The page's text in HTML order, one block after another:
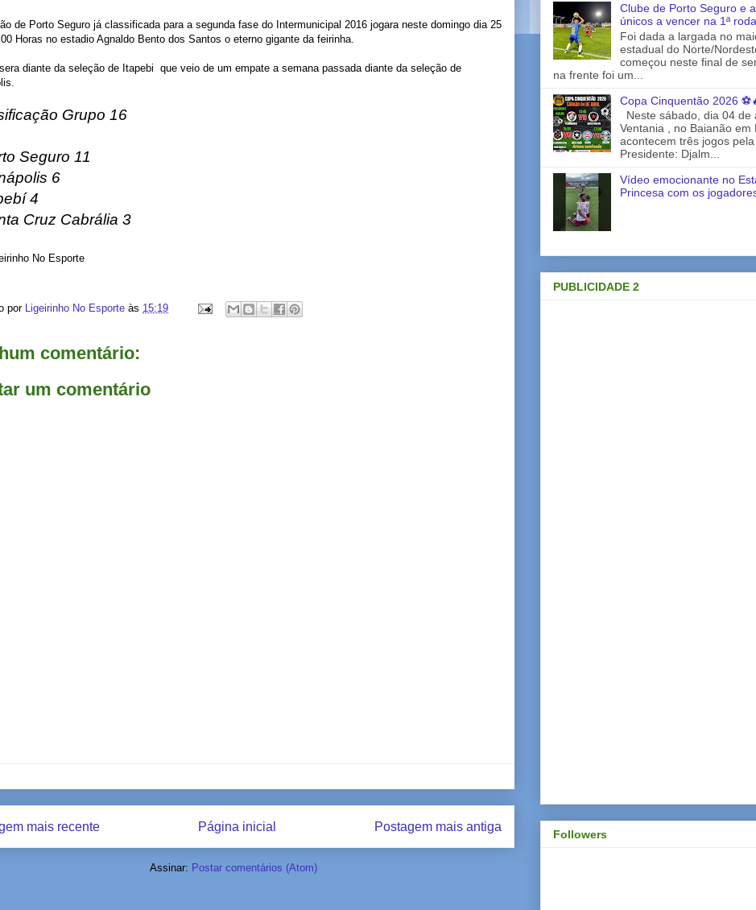
de Porto Seguro já classificada para a segunda fase do Intermunicipal 2016 jogara neste domingo dia 25
Horas no estadio Agnaldo Bento dos Santos o eterno gigante da feirinha.
diante da seleção de Itapebi que veio de um empate a semana passada diante da seleção de
Grupo 16
Seguro 11
6
4
Cruz Cabrália 3
No Esporte
por Ligeirinho No Esporte às 15:19
comentário:
um comentário
mais recente Postagem mais antiga
Página inicial
Assinar: Postar comentários (Atom)
Clube de Porto Seguro e
únicos a vencer na 1ª
Foi dada a largada no
estadual do Norte/
começou neste final de
na frente foi um...
Copa Cinquentão 2026
Neste sábado, dia 04 de
Ventania , no Baianão em
acontecem três jogos
Presidente: Djalm...
Vídeo emocionante no
Princesa com os
PUBLICIDADE 2
Followers